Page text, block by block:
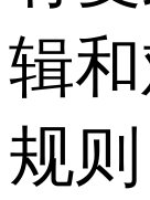
辑
规